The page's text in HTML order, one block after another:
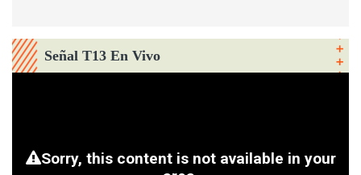
Señal T13 En Vivo